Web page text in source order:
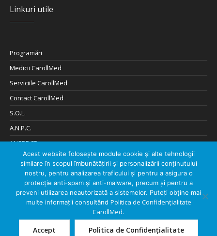
Linkuri utile
Programări
Medicii CarollMed
Serviciile CarollMed
Contact CarollMed
S.O.L.
A.N.P.C.
ANSPDCP
Cookies și Confidențialitate
Digitalizare de: 404Solutions
Despre CarollMed Contact CarollMed
Acest website folosește module cookie și alte tehnologii
similare în scopul îmbunătățirii și personalizării conținutului
nostru, pentru analizarea traficului și pentru a asigura o
protecție anti-spam și anti-malware, precum și pentru a
preveni utilizarea neautorizată a sistemelor. Puteți obține mai
multe informații consultând Politica de Confidențialitate
CarollMed.
Accept Politica de Confidențialitate